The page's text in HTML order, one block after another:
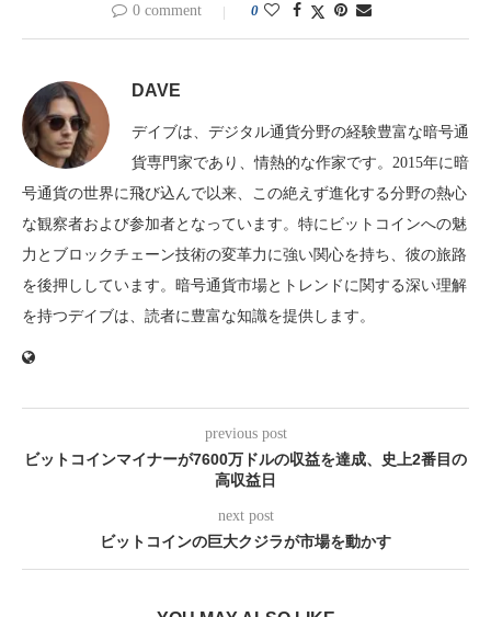
0 comment 0
DAVE
デイブは、デジタル通貨分野の経験豊富な暗号通
貨専門家であり、情熱的な作家です。2015年に暗
号通貨の世界に飛び込んで以来、この絶えず進化する分野の熱心
な観察者および参加者となっています。特にビットコインへの魅
力とブロックチェーン技術の変革力に強い関心を持ち、彼の旅路
を後押ししています。暗号通貨市場とトレンドに関する深い理解
を持つデイブは、読者に豊富な知識を提供します。
previous post
ビットコインマイナーが7600万ドルの収益を達成、史上2番目の
高収益日
next post
ビットコインの巨大クジラが市場を動かす